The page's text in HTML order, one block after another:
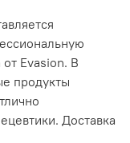
Evasion. В
продукты
Доставка